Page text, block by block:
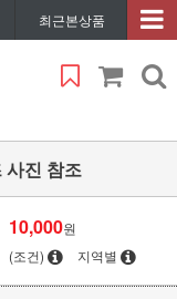
최근본상품
사진 참조
10,000원
(조건) 지역별